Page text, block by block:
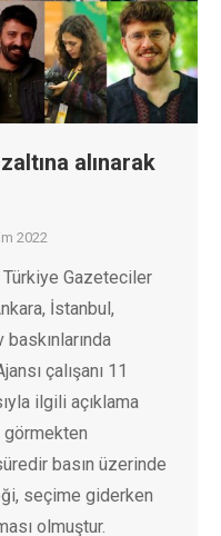
alınarak
2022
Gazeteciler
İstanbul,
baskınlarında
çalışanı 11
ilgili açıklama
görmekten
basın üzerinde
seçime giderken
olmuştur.